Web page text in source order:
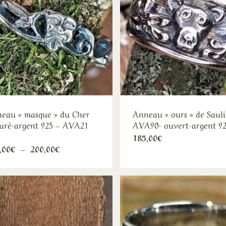
options
peuvent
être
choisies
sur
la
page
du
produit
sur
la
du
« masque » du Cher
argent 925 – AVA21
€ – 200,00€
à
200,00€
a
plusieurs
variations.
Les
Anneau « ours » de
AVA90- ouvert-argent
185,00€
Les